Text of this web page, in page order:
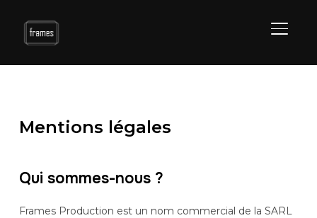
Mentions légales
Qui sommes-nous ?
Frames Production est un nom commercial de la SARL